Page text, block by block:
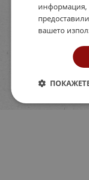
информация,
вашето